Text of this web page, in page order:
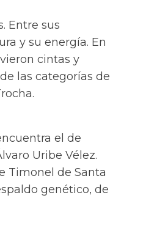
Entre sus
y su energía. En
cintas y
las categorías de
el de
Uribe Vélez.
Timonel de Santa
genético, de